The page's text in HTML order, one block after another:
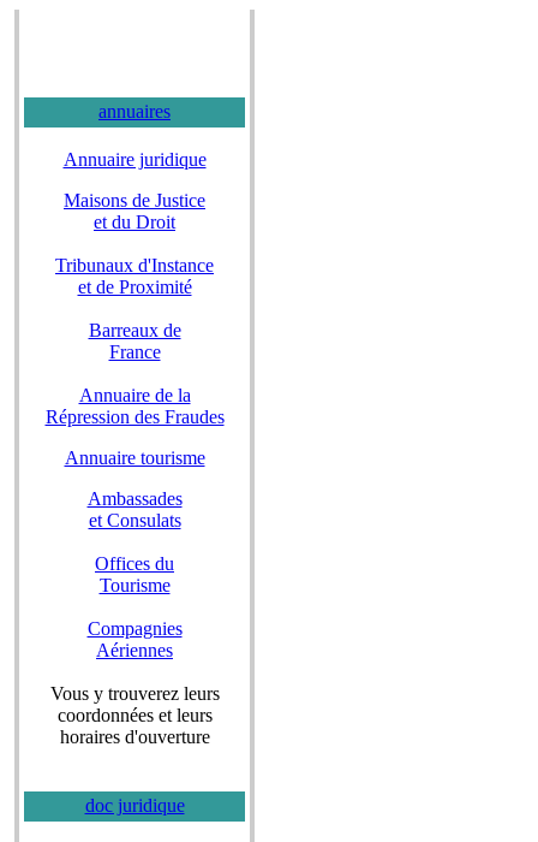
annuaires
Annuaire juridique
Maisons de Justice
et du Droit
Tribunaux d'Instance
et de Proximité
Barreaux de
France
Annuaire de la
Répression des Fraudes
Annuaire tourisme
Ambassades
et Consulats
Offices du
Tourisme
Compagnies
Aériennes
Vous y trouverez leurs
coordonnées et leurs
horaires d'ouverture
doc juridique